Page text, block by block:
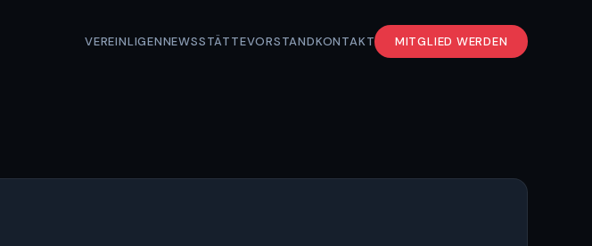
VEREINLIGENNEWSSTÄTTEVORSTANDKONTAKT MITGLIED WERDEN